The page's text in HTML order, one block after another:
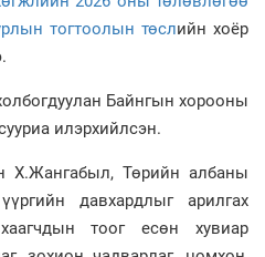
тогтоолын төслийн хоёр
Байнгын хорооны
илэрхийлсэн.
Х.Жангабыл, Төрийн албаны
давхардлыг арилгах
тоог есөн хувиар